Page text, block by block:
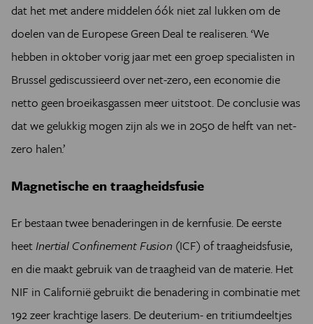
dat het met andere middelen óók niet zal lukken om de
doelen van de Europese Green Deal te realiseren. ‘We
hebben in oktober vorig jaar met een groep specialisten in
Brussel gediscussieerd over net-zero, een economie die
netto geen broeikasgassen meer uitstoot. De conclusie was
dat we gelukkig mogen zijn als we in 2050 de helft van net-
zero halen.’
Magnetische en traagheidsfusie
Er bestaan twee benaderingen in de kernfusie. De eerste
heetInertial Confinement Fusion (ICF) of traagheidsfusie,
en die maakt gebruik van de traagheid van de materie. Het
NIF in Californië gebruikt die benadering in combinatie met
192 zeer krachtige lasers. De deuterium- en tritiumdeeltjes